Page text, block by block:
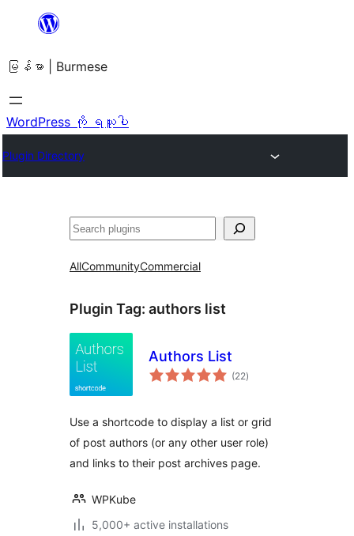
အကြောင်းအရာ
ကျော်သွား
ရန်
မြန်မာ | Burmese
WordPress ကို ရယူပါ
Plugin Directory
ရှာ
AllCommunityCommercial
Plugin Tag: authors list
Authors List
(22total
ratings
)
Use a shortcode to display a list or grid
of post authors (or any other user role)
and links to their post archives page.
WPKube
5,000+ active installations